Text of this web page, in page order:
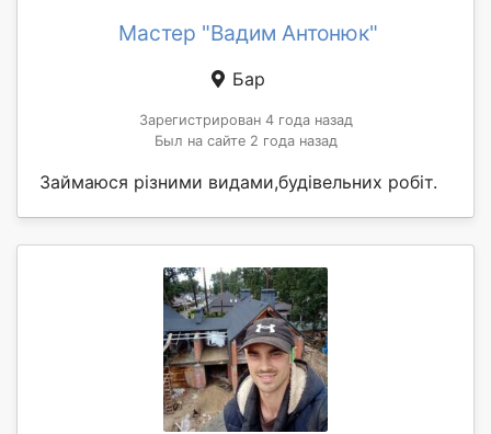
Мастер "Вадим Антонюк"
Бар
Зарегистрирован 4 года назад
Был на сайте 2 года назад
Займаюся різними видами,будівельних робіт.